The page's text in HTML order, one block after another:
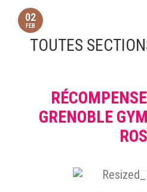
02
FEB
TOUTES
GRENOBLE